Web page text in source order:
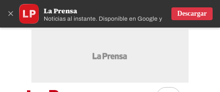
× La Prensa
Noticias al instante. Disponible en Google y IOS
Descargar